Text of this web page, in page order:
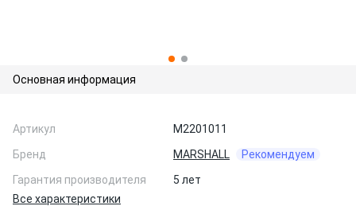
Основная информация
Артикул
M2201011
Бренд
MARSHALL
Рекомендуем
Гарантия производителя
5 лет
Все характеристики